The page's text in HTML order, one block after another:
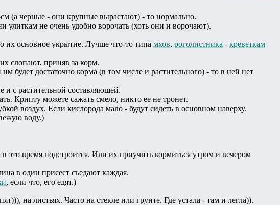
(а черные - они крупные вырастают) - то нормально.
улиткам не очень удобно ворочать (хоть они и ворочают).
их основное укрытие. Лучше что-то типа мхов, роголистника - креветкам
слопают, приняв за корм.
будет достаточно корма (в том числе и растительного) - то в ней нет
с растительной составляющей.
Крипту можете сажать смело, никто ее не тронет.
воздух. Если кислорода мало - будут сидеть в основном наверху.
воду.)
время подстроится. Или их приучить кормиться утром и вечером
в один присест съедают каждая.
, если что, его едят.)
на листьях. Часто на стекле или грунте. Где устала - там и легла)).